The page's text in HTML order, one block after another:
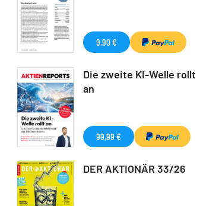
9,90 €
Die zweite KI-Welle rollt
an
99,99 €
DER AKTIONÄR 33/26